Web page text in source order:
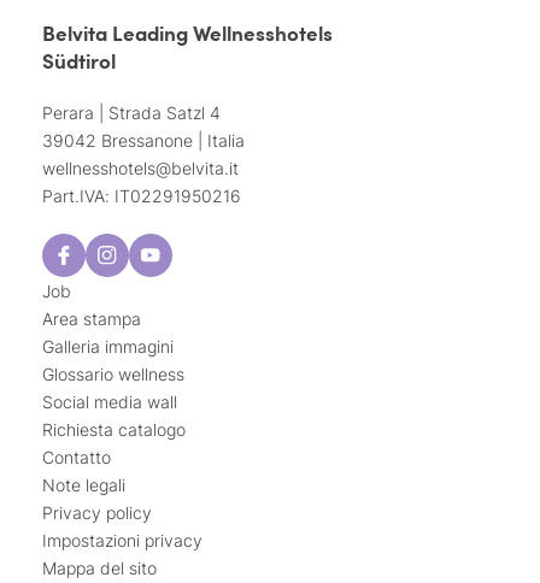
Belvita Leading Wellnesshotels
Südtirol
Perara | Strada Satzl 4
39042 Bressanone | Italia
wellnesshotels@belvita.it
Part.IVA: IT02291950216
Job
Area stampa
Galleria immagini
Glossario wellness
Social media wall
Richiesta catalogo
Contatto
Note legali
Privacy policy
Impostazioni privacy
Mappa del sito